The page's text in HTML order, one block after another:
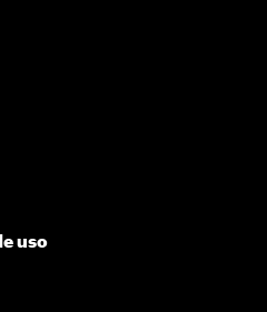
uso